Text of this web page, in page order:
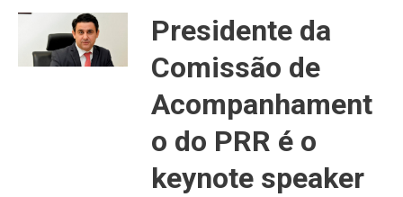
Presidente da
Comissão de
Acompanhament
o do PRR é o
keynote speaker